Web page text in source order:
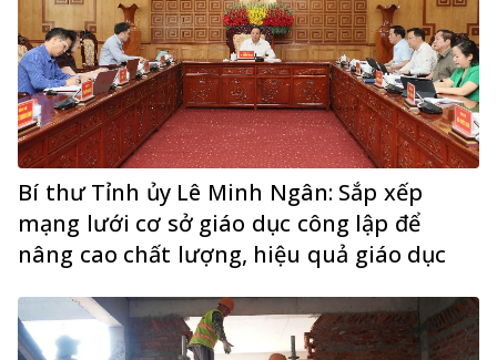
Bí thư Tỉnh ủy Lê Minh Ngân: Sắp xếp
mạng lưới cơ sở giáo dục công lập để
nâng cao chất lượng, hiệu quả giáo dục